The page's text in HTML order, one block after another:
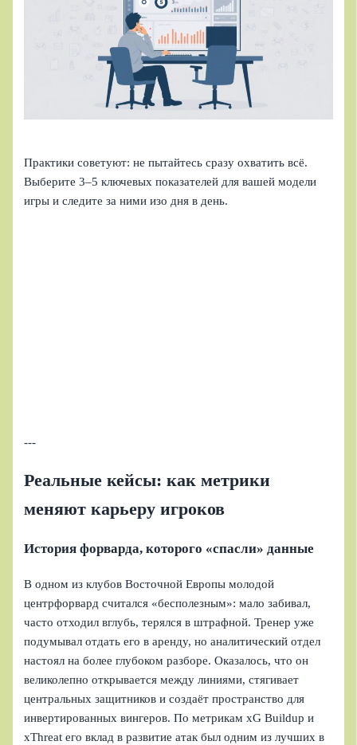
Практики советуют: не пытайтесь сразу охватить всё.
Выберите 3–5 ключевых показателей для вашей модели
игры и следите за ними изо дня в день.
---
Реальные кейсы: как метрики
меняют карьеру игроков
История форварда, которого «спасли» данные
В одном из клубов Восточной Европы молодой
центрфорвард считался «бесполезным»: мало забивал,
часто отходил вглубь, терялся в штрафной. Тренер уже
подумывал отдать его в аренду, но аналитический отдел
настоял на более глубоком разборе. Оказалось, что он
великолепно открывается между линиями, стягивает
центральных защитников и создаёт пространство для
инвертированных вингеров. По метрикам xG Buildup и
xThreat его вклад в развитие атак был одним из лучших в